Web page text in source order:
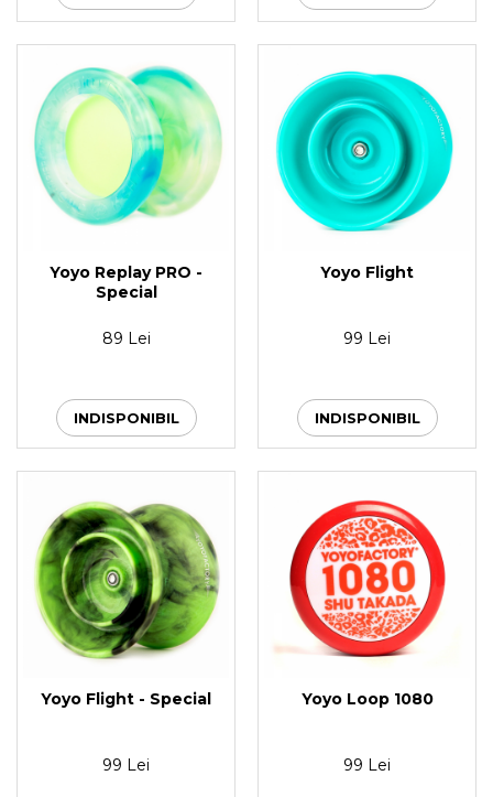
Yoyo Replay PRO -
Special
89 Lei
INDISPONIBIL
Yoyo Flight
99 Lei
INDISPONIBIL
Yoyo Flight - Special
99 Lei
Yoyo Loop 1080
99 Lei